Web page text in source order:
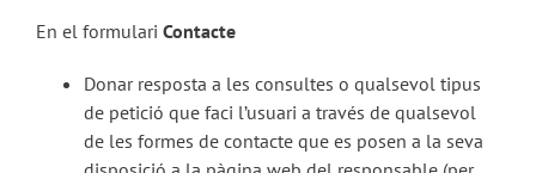
En el formulari Contacte
Donar resposta a les consultes o qualsevol tipus
de petició que faci l’usuari a través de qualsevol
de les formes de contacte que es posen a la seva